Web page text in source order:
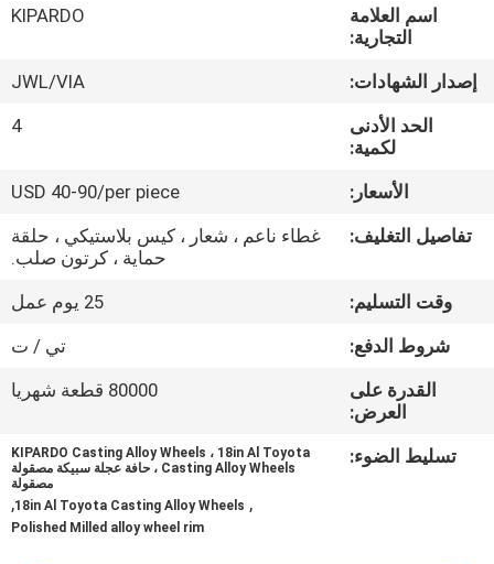
جولة
مراقبة
اتصل
اطلب
اقتباس
اسم العلامة
التجارية:
KIPARDO
إصدار الشهادات:
JWL/VIA
الحد الأدنى
لكمية:
4
الأسعار:
USD 40-90/per piece
تفاصيل التغليف:
غطاء ناعم ، شعار ، كيس بلاستيكي ، حلقة
حماية ، كرتون صلب.
وقت التسليم:
25 يوم عمل
شروط الدفع:
تي / ت
القدرة على
العرض:
80000 قطعة شهريا
تسليط الضوء:
KIPARDO Casting Alloy Wheels ، 18in Al Toyota
Casting Alloy Wheels ، حافة عجلة سبيكة مصقولة
مصقولة
,
18in Al Toyota Casting Alloy Wheels
,
Polished Milled alloy wheel rim